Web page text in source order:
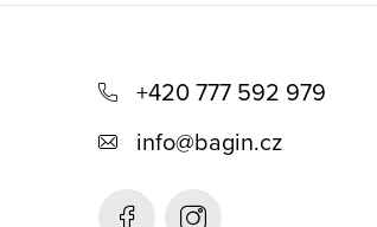
+420 777 592 979
info@bagin.cz